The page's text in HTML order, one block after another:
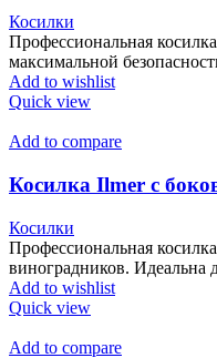
Косилки
Профессиональная
максимальной
Add to wishlist
Quick view
Add to compare
Косилка Ilmer с
Косилки
Профессиональная
виноградников. Идеальна
Add to wishlist
Quick view
Add to compare